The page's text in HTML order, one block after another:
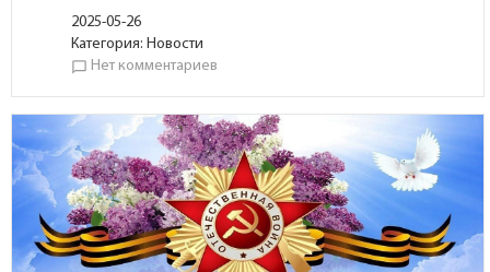
2025-05-26
Категория:Новости
chat_bubble_outline Нет комментариев